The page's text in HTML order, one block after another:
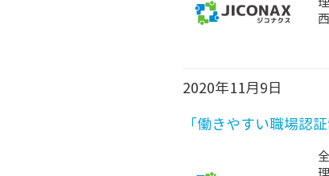
2020年11月9日
「働きやすい職場認